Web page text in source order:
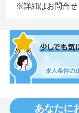
※詳細はお問合せ
あなたに